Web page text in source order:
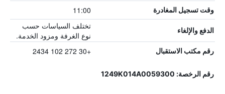
وقت تسجيل المغادرة 11:00
الدفع والإلغاء
تختلف السياسات حسب
نوع الغرفة ومزود الخدمة.
رقم مكتب الاستقبال +30 272 102 2434
رقم الرخصة: 1249K014A0059300